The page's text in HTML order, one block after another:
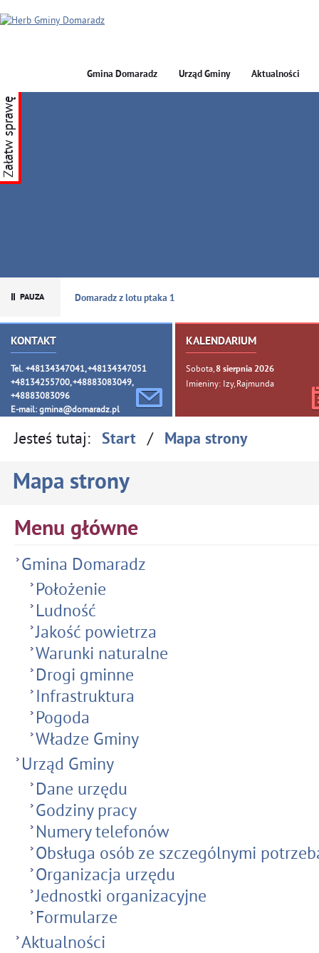
GMINA DOMARADZ
Gmina Domaradz Urząd Gminy Aktualności
Domaradz z lotu ptaka 1
KONTAKT
Tel. +48134347041, +48134347051
+48134255700, +48883083049,
+48883083096
E-mail: gmina@domaradz.pl
KALENDARIUM
Sobota, 8sierpnia 2026
Imieniny: Izy, Rajmunda
Załatw sprawę
Jesteś tutaj: Start / Mapa strony
Mapa strony
Menu główne
Gmina Domaradz
Położenie
Ludność
Jakość powietrza
Warunki naturalne
Drogi gminne
Infrastruktura
Pogoda
Władze Gminy
Urząd Gminy
Dane urzędu
Godziny pracy
Numery telefonów
Obsługa osób ze szczególnymi
Organizacja urzędu
Jednostki organizacyjne
Formularze
Aktualności